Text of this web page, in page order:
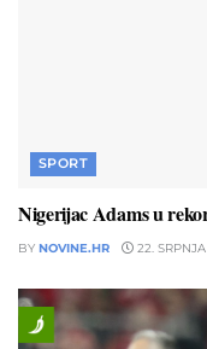
SPORT
Nigerijac Adams u
BY NOVINE.HR 22.